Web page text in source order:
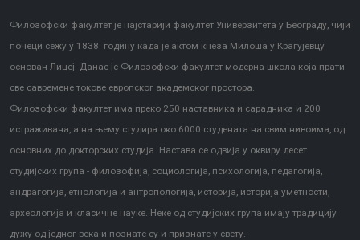
Филозофски факултет је најстарији факултет Универзитета у Београду, чији
почеци сежу у 1838. годину када је актом кнеза Милоша у Крагујевцу
основан Лицеј. Данас је Филозофски факултет модерна школа која прати
све савремене токове европског академског простора.
Филозофски факултет има преко 250 наставника и сарадника и 200
истраживача, а на њему студира око 6000 студената на свим нивоима, од
основних до докторских студија. Настава се одвија у оквиру десет
студијских група - филозофија, социологија, психологија, педагогија,
андрагогија, етнологија и антропологија, историја, историја уметности,
археологија и класичне науке. Неке од студијских група имају традицију
дужу од једног века и познате су и признате у свету.